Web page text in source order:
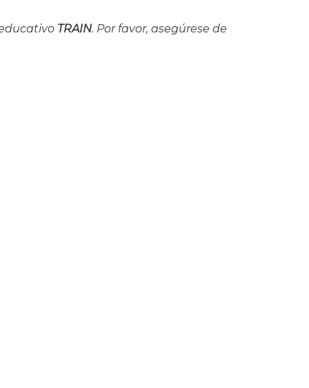
TRAIN. Por favor, asegúrese de